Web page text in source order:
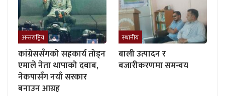
अन्तराष्ट्रिय
कांग्रेससँगको सहकार्य तोड्न
एमाले नेता थापाको दबाब,
नेकपासँग नयाँ सरकार
बनाउन आग्रह
स्थानीय
बाली उत्पादन र
बजारीकरणमा समन्वय